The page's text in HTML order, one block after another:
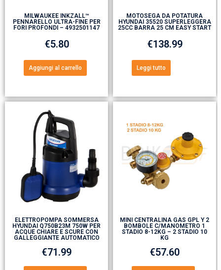
MILWAUKEE INKZALL™
PENNARELLO ULTRA-FINE PER
FORI PROFONDI – 4932501147
€5.80
Aggiungi al carrello
MOTOSEGA DA POTATURA
HYUNDAI 35520 SUPERLEGGERA
25CC BARRA 25 CM EASY START
€138.99
Leggi tutto
ELETTROPOMPA SOMMERSA
HYUNDAI Q750B23M 750W PER
ACQUE CHIARE E SCURE CON
GALLEGGIANTE AUTOMATICO
€71.99
MINI CENTRALINA GAS GPL Y 2
BOMBOLE C/MANOMETRO 1
STADIO 8-12KG – 2 STADIO 10
KG
€57.60